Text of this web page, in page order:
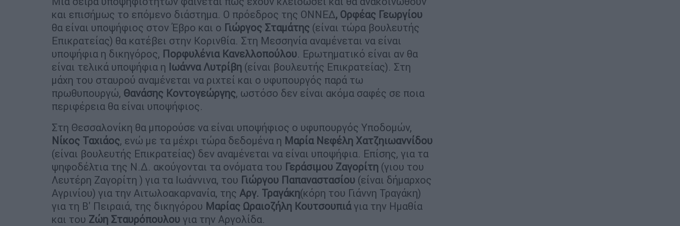
και επισήμως το επόμενο διάστημα. Ο πρόεδρος της ΟΝΝΕΔ, Ορφέας Γεωργίου
θα είναι υποψήφιος στον Έβρο και ο Γιώργος Σταμάτης (είναι τώρα βουλευτής
Επικρατείας) θα κατέβει στην Κορινθία. Στη Μεσσηνία αναμένεται να είναι
υποψήφια η δικηγόρος, Πορφυλένια Κανελλοπούλου. Ερωτηματικό είναι αν θα
είναι τελικά υποψήφια η Ιωάννα Λυτρίβη (είναι βουλευτής Επικρατείας). Στη
μάχη του σταυρού αναμένεται να ριχτεί και ο υφυπουργός παρά τω
πρωθυπουργώ, Θανάσης Κοντογεώργης, ωστόσο δεν είναι ακόμα σαφές σε ποια
περιφέρεια θα είναι υποψήφιος.
Στη Θεσσαλονίκη θα μπορούσε να είναι υποψήφιος ο υφυπουργός Υποδομών,
Νίκος Ταχιάος, ενώ με τα μέχρι τώρα δεδομένα η Μαρία Νεφέλη Χατζηιωαννίδου
(είναι βουλευτής Επικρατείας) δεν αναμένεται να είναι υποψήφια. Επίσης, για τα
ψηφοδέλτια της Ν.Δ. ακούγονται τα ονόματα του Γεράσιμου Ζαγορίτη (γιου του
Λευτέρη Ζαγορίτη ) για τα Ιωάννινα, του Γιώργου Παπαναστασίου (είναι δήμαρχος
Αγρινίου) για την Αιτωλοακαρνανία, της Αργ. Τραγάκη(κόρη του Γιάννη Τραγάκη)
για τη Β' Πειραιά, της δικηγόρου Μαρίας Ωραιοζήλη Κουτσουπιάγια την Ημαθία
και του Ζώη Σταυρόπουλου για την Αργολίδα.